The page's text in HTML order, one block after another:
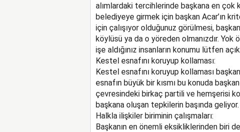
alımlardaki tercihlerinde başkana en çok
belediyeye girmek için başkan Acar’ın
için çalışıyor olduğunuz görülmesi,
köylüsü ya da o yöreden olmanızdır.
işe aldığınız insanların konumu lütfen
Kestel esnafını koruyup kollaması:
Kestel esnafını koruyup kollaması
esnafın büyük bir kısmı bu konuda
çevresindeki birkaç partili ve hemşerisi
başkana oluşan tepkilerin başında geliyor.
Halkla ilişkiler biriminin çalışmaları:
Başkanın en önemli eksikliklerinden biri